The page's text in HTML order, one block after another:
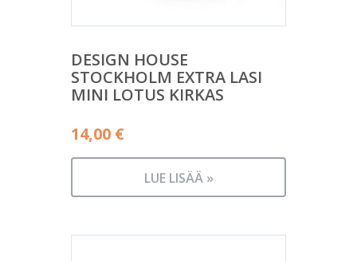
DESIGN HOUSE
STOCKHOLM EXTRA LASI
MINI LOTUS KIRKAS
14,00 €
LUE LISÄÄ »